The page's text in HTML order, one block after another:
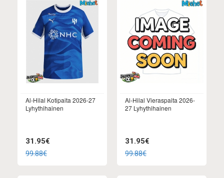
Al-Hilal Kotipaita 2026-27
Lyhythihainen
31.95€
99.88€
Al-Hilal Vieraspaita 2026-
27 Lyhythihainen
31.95€
99.88€